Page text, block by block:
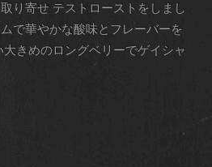
り寄せ テストローストをしまし
で華やかな酸味とフレーバーを
きめのロングベリーでゲイシャ